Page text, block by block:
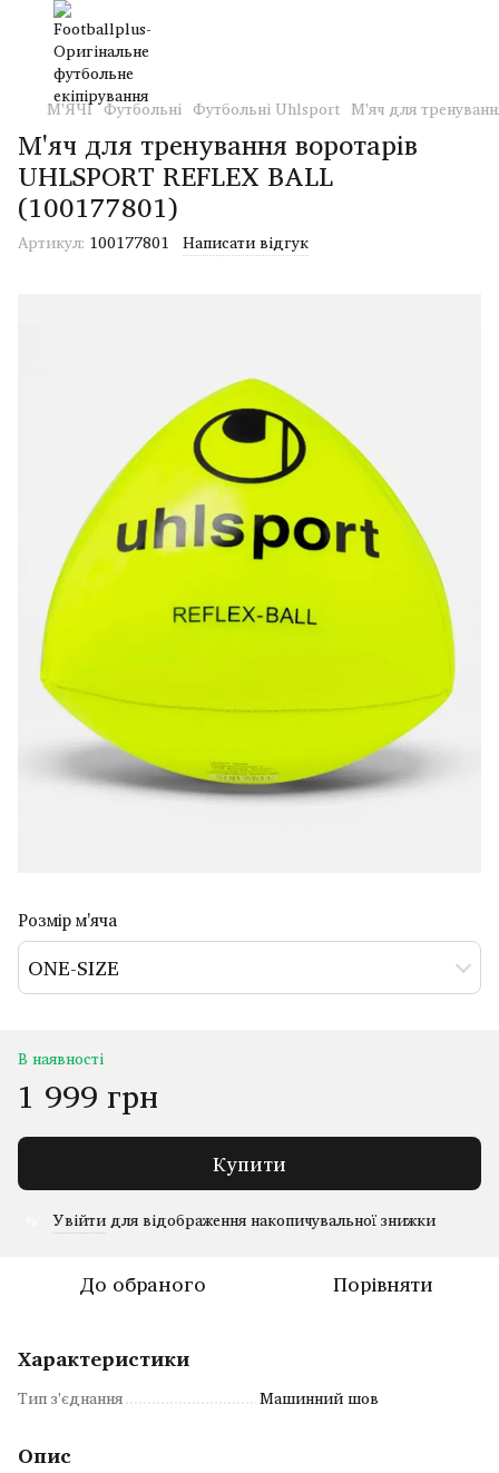
М'ЯЧІ Футбольні Футбольні Uhlsport М'яч для
М'яч для тренування воротарів
UHLSPORT REFLEX BALL
(100177801)
Артикул: 100177801 Написати відгук
Розмір м'яча
ONE-SIZE
В наявності
1 999 грн
Купити
Увійтидля відображення накопичувальної знижки
До обраного Порівняти
Характеристики
Тип з'єднання Машинний шов
Опис